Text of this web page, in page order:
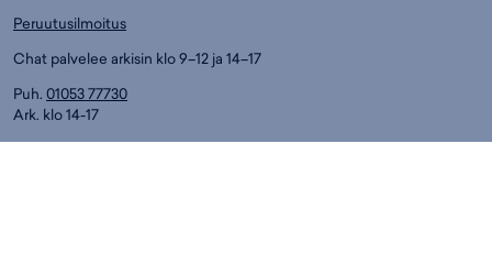
Peruutusilmoitus
Chat palvelee arkisin klo 9–12 ja 14–17
Puh. 01053 77730
Ark. klo 14-17